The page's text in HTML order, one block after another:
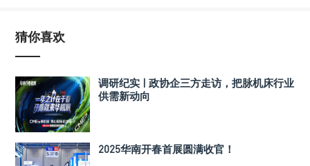
猜你喜欢
调研纪实 | 政协企三方走访，把脉机床行业
供需新动向
2025华南开春首展圆满收官！